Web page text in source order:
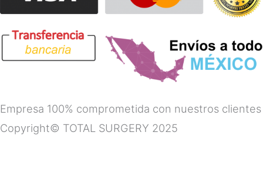
Empresa 100% comprometida con nuestros clientes
Copyright© TOTAL SURGERY 2025